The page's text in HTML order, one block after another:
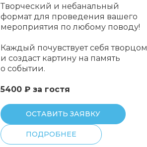
Творческий и небанальный
формат для проведения вашего
мероприятия по любому поводу!
Каждый почувствует себя творцом
и создаст картину на память
о событии.
5400 ₽ за гостя
ОСТАВИТЬ ЗАЯВКУ
ПОДРОБНЕЕ